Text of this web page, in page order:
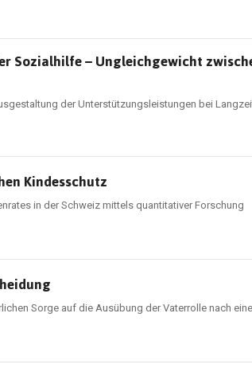
Sozialhilfe – Ungleichgewicht
der Unterstützungsleistungen bei
Kindesschutz
in der Schweiz mittels quantitativer Forschung
Sorge auf die Ausübung der Vaterrolle nach